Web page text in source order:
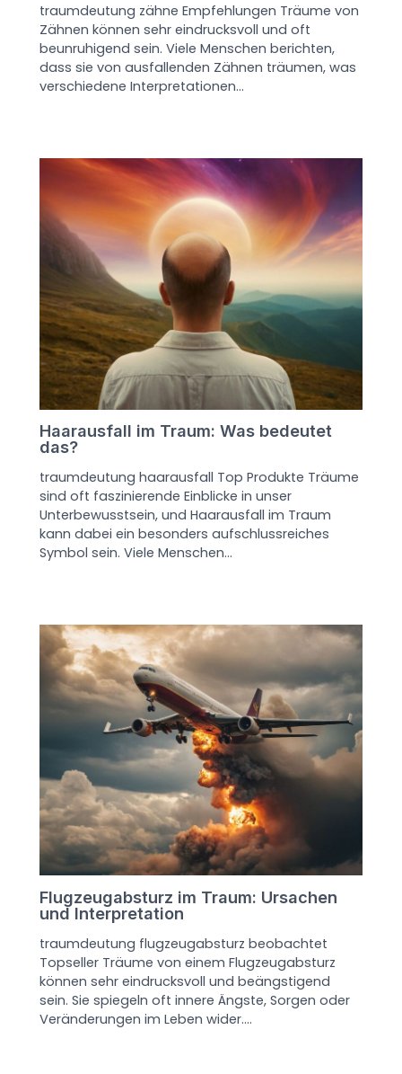
traumdeutung zähne Empfehlungen Träume von
Zähnen können sehr eindrucksvoll und oft
beunruhigend sein. Viele Menschen berichten,
dass sie von ausfallenden Zähnen träumen, was
verschiedene Interpretationen…
Haarausfall im Traum: Was bedeutet
das?
traumdeutung haarausfall Top Produkte Träume
sind oft faszinierende Einblicke in unser
Unterbewusstsein, und Haarausfall im Traum
kann dabei ein besonders aufschlussreiches
Symbol sein. Viele Menschen…
Flugzeugabsturz im Traum: Ursachen
und Interpretation
traumdeutung flugzeugabsturz beobachtet
Topseller Träume von einem Flugzeugabsturz
können sehr eindrucksvoll und beängstigend
sein. Sie spiegeln oft innere Ängste, Sorgen oder
Veränderungen im Leben wider.…